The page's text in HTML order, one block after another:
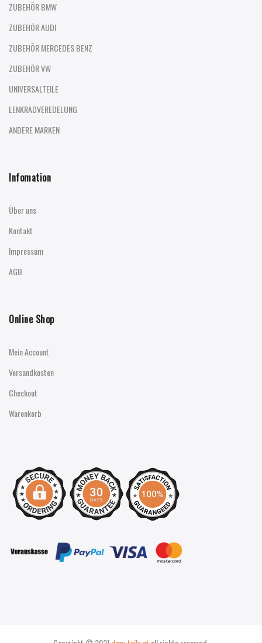
ZUBEHÖR BMW
ZUBEHÖR AUDI
ZUBEHÖR MERCEDES BENZ
ZUBEHÖR VW
UNIVERSALTEILE
LENKRADVEREDELUNG
ANDERE MARKEN
Infomation
Über uns
Kontakt
Impressum
AGB
Online Shop
Mein Account
Versandkosten
Checkout
Warenkorb